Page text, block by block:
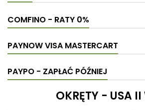
COMFINO - RATY 0%
PAYNOW VISA MASTERCART
PAYPO - ZAPŁAĆ PÓŹNIEJ
OKRĘTY - USA II